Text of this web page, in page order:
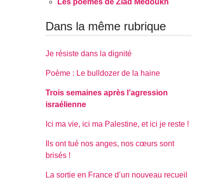
Les poèmes de Ziad Medoukh
Dans la même rubrique
Je résiste dans la dignité
Poème : Le bulldozer de la haine
Trois semaines après l’agression
israélienne
Ici ma vie, ici ma Palestine, et ici je reste !
Ils ont tué nos anges, nos cœurs sont
brisés !
La sortie en France d’un nouveau recueil